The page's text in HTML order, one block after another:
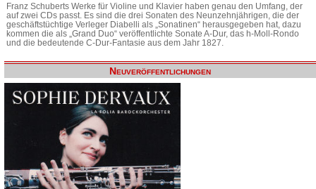
Franz Schuberts Werke für Violine und Klavier haben genau den Umfang, der
auf zwei CDs passt. Es sind die drei Sonaten des Neunzehnjährigen, die der
geschäftstüchtige Verleger Diabelli als „Sonatinen“ herausgegeben hat, dazu
kommen die als „Grand Duo“ veröffentlichte Sonate A-Dur, das h-Moll-Rondo
und die bedeutende C-Dur-Fantasie aus dem Jahr 1827.
Neuveröffentlichungen